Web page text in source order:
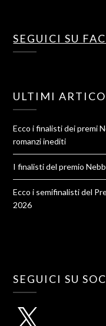
SEGUICI SU
ULTIMI
Ecco i finalisti dei premi
romanzi inediti
I finalisti del premio
Ecco i semifinalisti del
2026
SEGUICI SU